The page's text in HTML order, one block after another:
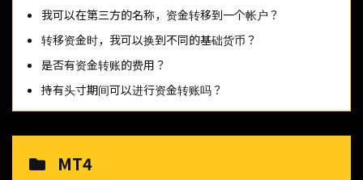
我可以在第三方的名称，资金转移到一个帐户？
转移资金时，我可以换到不同的基础货币？
是否有资金转账的费用？
持有头寸期间可以进行资金转账吗？
MT4